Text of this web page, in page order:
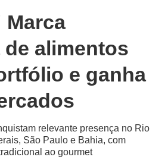
Marca
alimentos
e ganha
relevante presença no Rio
São Paulo e Bahia, com
ao gourmet